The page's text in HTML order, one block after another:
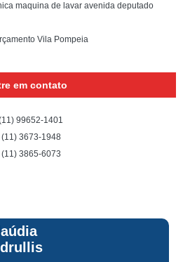
maquina de lavar avenida deputado
Vila Pompeia
em contato
99652-1401
(11) 3673-1948
(11) 3865-6073